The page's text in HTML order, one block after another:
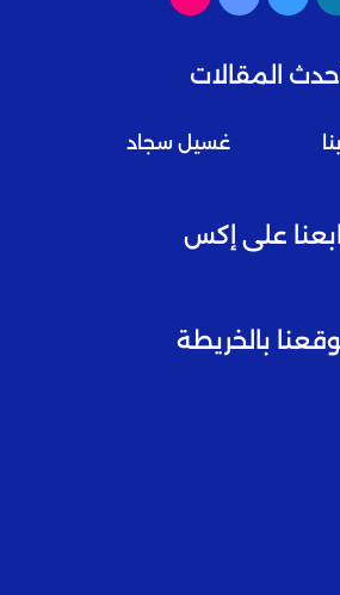
المقالات
غسيل سجاد
على إكس
بالخريطة